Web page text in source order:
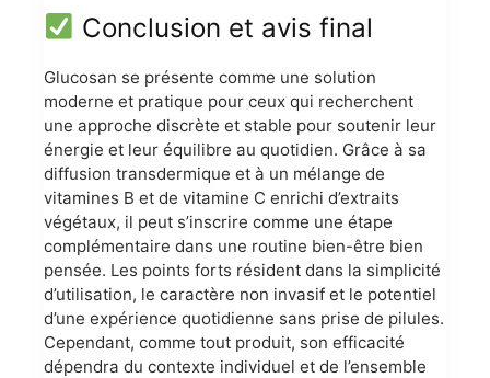
Conclusion et avis final
Glucosan se présente comme une solution
moderne et pratique pour ceux qui recherchent
une approche discrète et stable pour soutenir leur
énergie et leur équilibre au quotidien. Grâce à sa
diffusion transdermique et à un mélange de
vitamines B et de vitamine C enrichi d’extraits
végétaux, il peut s’inscrire comme une étape
complémentaire dans une routine bien-être bien
pensée. Les points forts résident dans la simplicité
d’utilisation, le caractère non invasif et le potentiel
d’une expérience quotidienne sans prise de pilules.
Cependant, comme tout produit, son efficacité
dépendra du contexte individuel et de l’ensemble